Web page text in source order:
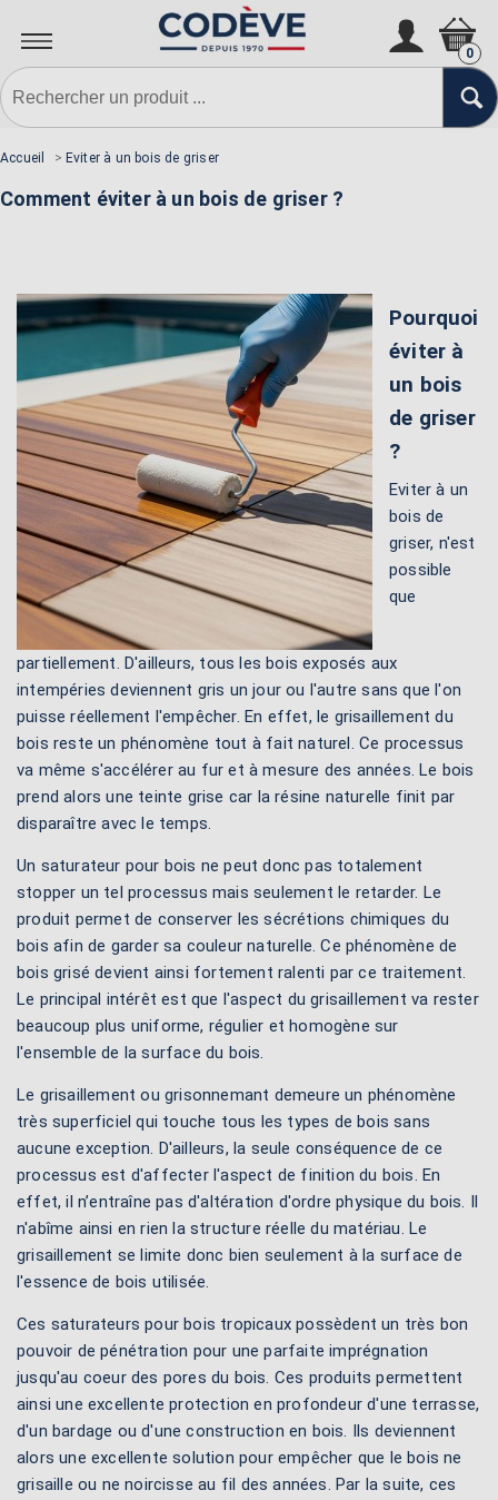
0
Accueil > Eviter à un bois de griser
Comment éviter à un bois de griser ?
Pourquoi
éviter à
un bois
de griser
?
Eviter à un
bois de
griser, n'est
possible
que
partiellement. D'ailleurs, tous les bois exposés aux
intempéries deviennent gris un jour ou l'autre sans que l'on
puisse réellement l'empêcher. En effet, le grisaillement du
bois reste un phénomène tout à fait naturel. Ce processus
va même s'accélérer au fur et à mesure des années. Le bois
prend alors une teinte grise car la résine naturelle finit par
disparaître avec le temps.
Un saturateur pour bois ne peut donc pas totalement
stopper un tel processus mais seulement le retarder. Le
produit permet de conserver les sécrétions chimiques du
bois afin de garder sa couleur naturelle. Ce phénomène de
bois grisé devient ainsi fortement ralenti par ce traitement.
Le principal intérêt est que l'aspect du grisaillement va rester
beaucoup plus uniforme, régulier et homogène sur
l'ensemble de la surface du bois.
Le grisaillement ou grisonnemant demeure un phénomène
très superficiel qui touche tous les types de bois sans
aucune exception. D'ailleurs, la seule conséquence de ce
processus est d'affecter l'aspect de finition du bois. En
effet, il n’entraîne pas d'altération d'ordre physique du bois. Il
n'abîme ainsi en rien la structure réelle du matériau. Le
grisaillement se limite donc bien seulement à la surface de
l'essence de bois utilisée.
Ces saturateurs pour bois tropicaux possèdent un très bon
pouvoir de pénétration pour une parfaite imprégnation
jusqu'au coeur des pores du bois. Ces produits permettent
ainsi une excellente protection en profondeur d'une terrasse,
d'un bardage ou d'une construction en bois. Ils deviennent
alors une excellente solution pour empêcher que le bois ne
grisaille ou ne noircisse au fil des années. Par la suite, ces